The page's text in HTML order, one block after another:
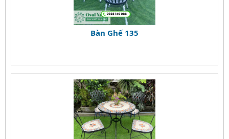
Bàn Ghế 135